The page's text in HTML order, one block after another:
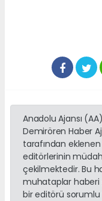
Anadolu Ajansı
Demirören Haber
tarafından
editörlerinin
çekilmektedir. Bu
muhataplar haberi
bir editörü